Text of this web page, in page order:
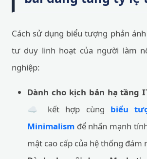
Cách sử dụng biểu tượng phản
tư duy linh hoạt của người làm
nghiệp:
Dành cho kịch bản hạ tầng
☁️ kết hợp cùng biểu
Minimalism để nhấn mạnh
mật cao cấp của hệ thống đám